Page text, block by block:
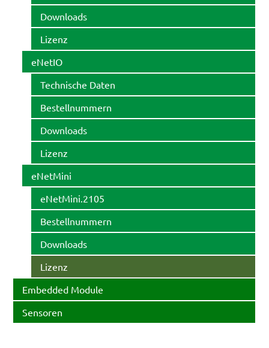
Downloads
Lizenz
eNetIO
Technische Daten
Bestellnummern
Downloads
Lizenz
eNetMini
eNetMini.2105
Bestellnummern
Downloads
Lizenz
Embedded Module
Sensoren